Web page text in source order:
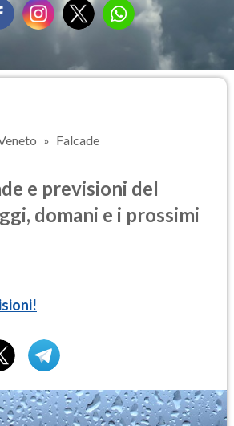
Falcade
e previsioni del
domani e i prossimi